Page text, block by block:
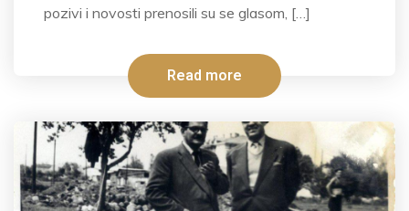
pozivi i novosti prenosili su se glasom, […]
Read more